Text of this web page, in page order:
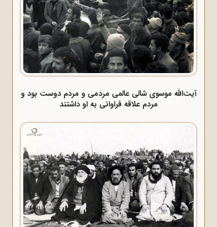
آیت‌الله موسوی شالی عالمی مردمی و مردم دوست بود و
مردم علاقه فراوانی به او داشتند